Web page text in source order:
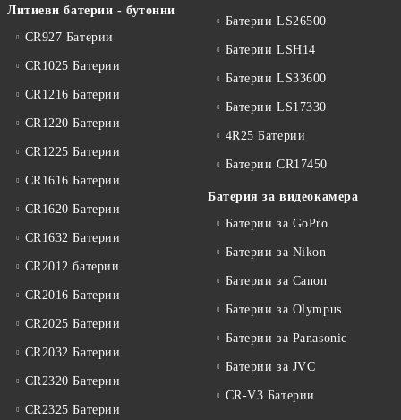
Литиеви батерии - бутонни
CR927 Батерии
CR1025 Батерии
CR1216 Батерии
CR1220 Батерии
CR1225 Батерии
CR1616 Батерии
CR1620 Батерии
CR1632 Батерии
CR2012 батерии
CR2016 Батерии
CR2025 Батерии
CR2032 Батерии
CR2320 Батерии
CR2325 Батерии
Батерии LS26500
Батерии LSH14
Батерии LS33600
Батерии LS17330
4R25 Батерии
Батерии CR17450
Батерия за видеокамера
Батерии за GoPro
Батерии за Nikon
Батерии за Canon
Батерии за Olympus
Батерии за Panasonic
Батерии за JVC
CR-V3 Батерии